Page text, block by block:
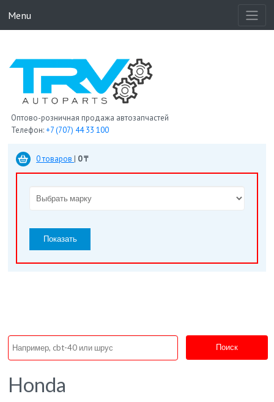
Menu
Оптово-розничная продажа автозапчастей
Телефон:+7 (707) 44 33 100
0 товаров | 0 ₸
Показать
Поиск
Honda